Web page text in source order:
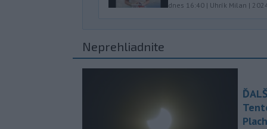
dnes 16:40 | Uhrík Milan |
Neprehliadnite